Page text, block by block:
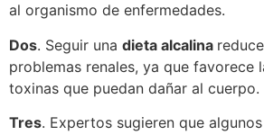
al organismo de enfermedades.
Dos. Seguir una dieta alcalina
problemas renales, ya que favorece
toxinas que puedan dañar al cuerpo.
Tres. Expertos sugieren que